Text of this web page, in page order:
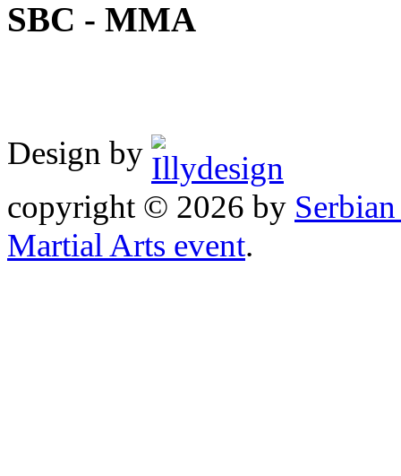
SBC - MMA
Design by
copyright © 2026 by
Martial Arts event.